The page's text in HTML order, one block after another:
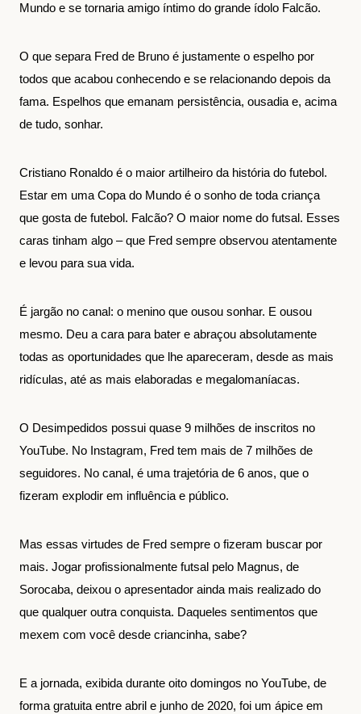
Mundo e se tornaria amigo íntimo do grande ídolo Falcão.
O que separa Fred de Bruno é justamente o espelho por
todos que acabou conhecendo e se relacionando depois da
fama. Espelhos que emanam persistência, ousadia e, acima
de tudo, sonhar.
Cristiano Ronaldo é o maior artilheiro da história do futebol.
Estar em uma Copa do Mundo é o sonho de toda criança
que gosta de futebol. Falcão? O maior nome do futsal. Esses
caras tinham algo – que Fred sempre observou atentamente
e levou para sua vida.
É jargão no canal: o menino que ousou sonhar. E ousou
mesmo. Deu a cara para bater e abraçou absolutamente
todas as oportunidades que lhe apareceram, desde as mais
ridículas, até as mais elaboradas e megalomaníacas.
O Desimpedidos possui quase 9 milhões de inscritos no
YouTube. No Instagram, Fred tem mais de 7 milhões de
seguidores. No canal, é uma trajetória de 6 anos, que o
fizeram explodir em influência e público.
Mas essas virtudes de Fred sempre o fizeram buscar por
mais. Jogar profissionalmente futsal pelo Magnus, de
Sorocaba, deixou o apresentador ainda mais realizado do
que qualquer outra conquista. Daqueles sentimentos que
mexem com você desde criancinha, sabe?
E a jornada, exibida durante oito domingos no YouTube, de
forma gratuita entre abril e junho de 2020, foi um ápice em